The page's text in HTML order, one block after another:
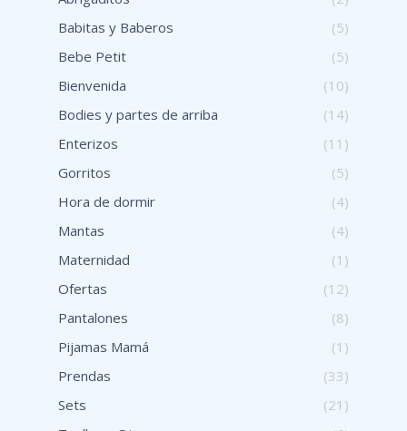
Babitas y Baberos
(5)
Bebe Petit
(5)
Bienvenida
(10)
Bodies y partes de arriba
(14)
Enterizos
(11)
Gorritos
(5)
Hora de dormir
(4)
Mantas
(4)
Maternidad
(1)
Ofertas
(12)
Pantalones
(8)
Pijamas Mamá
(1)
Prendas
(33)
Sets
(21)